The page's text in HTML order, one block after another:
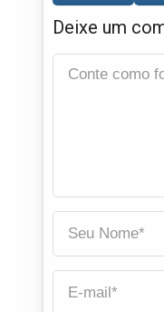
Deixe um